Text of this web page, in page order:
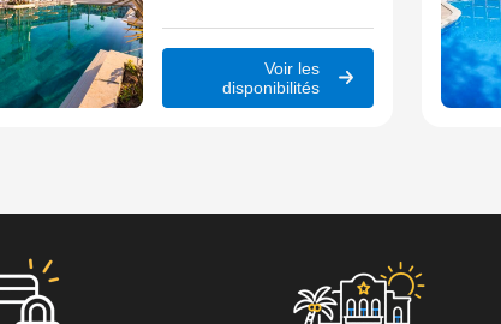
Méditerranée.
Voir les
disponibilités